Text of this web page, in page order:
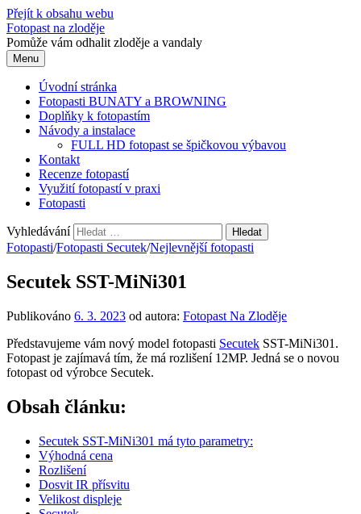
Přejít k obsahu webu
Fotopast na zloděje
Pomůže vám odhalit zloděje a vandaly
Menu
Úvodní stránka
Fotopasti BUNATY a BROWNING
Doplňky k fotopastím
Návody a instalace
FULL HD fotopast se špičkovou výbavou
Kontakt
Recenze fotopastí
Využití fotopastí v praxi
Fotopasti
Vyhledávání
Fotopasti/Fotopasti Secutek/Nejlevnější fotopasti
Secutek SST-MiNi301
Publikováno 6. 3. 2023 od autora: Fotopast Na Zloděje
Představujeme vám nový model fotopasti Secutek SST-MiNi301.
Fotopast je zajímavá tím, že má rozlišení 12MP. Jedná se o novou
fotopast od výrobce Secutek.
Obsah článku:
Secutek SST-MiNi301 má tyto parametry:
Výhodná cena
Rozlišení
Dosvit IR přísvitu
Velikost displeje